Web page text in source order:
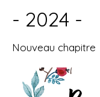
- 2024 -
Nouveau chapitre